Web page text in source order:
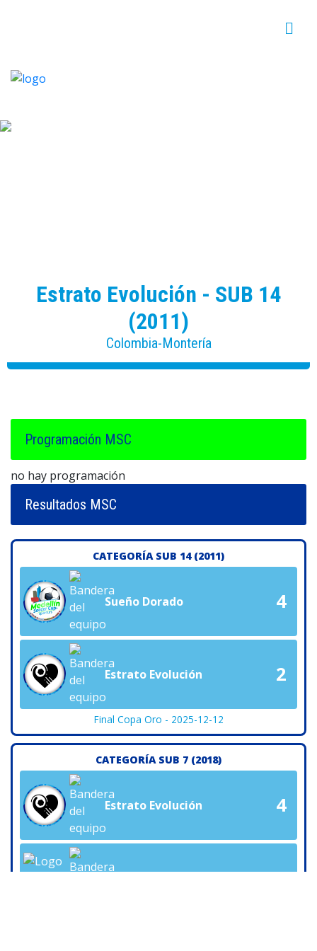
MEDELLIN SOCCER CUP - 15 AÑOS DE ALEGRÍAS
Estrato Evolución - SUB 14
(2011)
Colombia-Montería
Programación MSC
no hay programación
Resultados MSC
CATEGORÍA SUB 14 (2011)
Sueño Dorado 4
Estrato Evolución 2
Final Copa Oro - 2025-12-12
CATEGORÍA SUB 7 (2018)
Estrato Evolución 4
1